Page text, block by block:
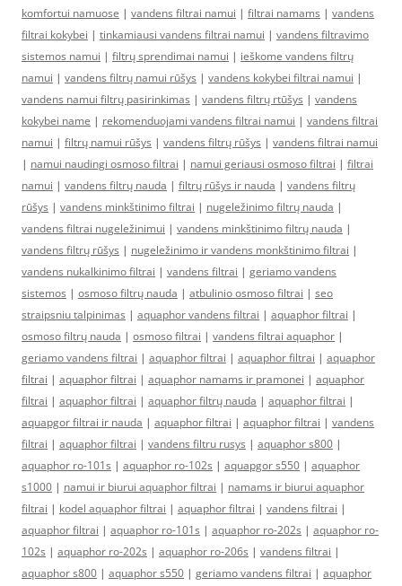
komfortui namuose | vandens filtrai namui | filtrai namams | vandens
filtrai kokybei | tinkamiausi vandens filtrai namui | vandens filtravimo
sistemos namui | filtrų sprendimai namui | ieškome vandens filtrų
namui | vandens filtrų namui rūšys | vandens kokybei filtrai namui |
vandens namui filtrų pasirinkimas | vandens filtrų rtūšys | vandens
kokybei name | rekomenduojami vandens filtrai namui | vandens filtrai
namui | filtrų namui rūšys | vandens filtrų rūšys | vandens filtrai namui
| namui naudingi osmoso filtrai | namui geriausi osmoso filtrai | filtrai
namui | vandens filtrų nauda | filtrų rūšys ir nauda | vandens filtrų
rūšys | vandens minkštinimo filtrai | nugeležinimo filtrų nauda |
vandens filtrai nugeležinimui | vandens minkštinimo filtrų nauda |
vandens filtrų rūšys | nugeležinimo ir vandens monkštinimo filtrai |
vandens nukalkinimo filtrai | vandens filtrai | geriamo vandens
sistemos | osmoso filtrų nauda | atbulinio osmoso filtrai | seo
straipsniu talpinimas | aquaphor vandens filtrai | aquaphor filtrai |
osmoso filtrų nauda | osmoso filtrai | vandens filtrai aquaphor |
geriamo vandens filtrai | aquaphor filtrai | aquaphor filtrai | aquaphor
filtrai | aquaphor filtrai | aquaphor namams ir pramonei | aquaphor
filtrai | aquaphor filtrai | aquaphor filtrų nauda | aquaphor filtrai |
aquapgor filtrai ir nauda | aquaphor filtrai | aquaphor filtrai | vandens
filtrai | aquaphor filtrai | vandens filtru rusys | aquaphor s800 |
aquaphor ro-101s | aquaphor ro-102s | aquapgor s550 | aquaphor
s1000 | namui ir biurui aquaphor filtrai | namams ir biurui aquaphor
filtrai | kodel aquaphor filtrai | aquaphor filtrai | vandens filtrai |
aquaphor filtrai | aquaphor ro-101s | aquaphor ro-202s | aquaphor ro-
102s | aquaphor ro-202s | aquaphor ro-206s | vandens filtrai |
aquaphor s800 | aquaphor s550 | geriamo vandens filtrai | aquaphor